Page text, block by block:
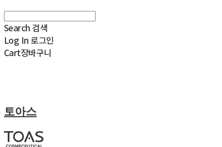
Search 검색
Log In 로그인
Cart장바구니
토아스